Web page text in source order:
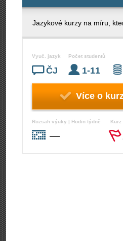
Jazykové kurzy na míru,
Vyuč. jazyk
ČJ
Počet studentů
1-11
Více o
Rozsah výuky | Hodin týdně
—
Kurz